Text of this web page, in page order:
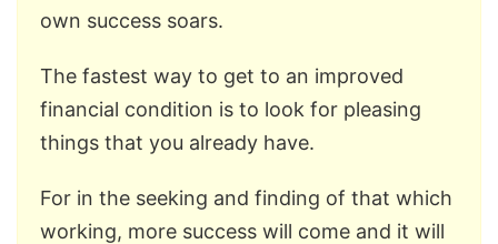
own success soars.
The fastest way to get to an improved
financial condition is to look for pleasing
things that you already have.
For in the seeking and finding of that which
working, more success will come and it will